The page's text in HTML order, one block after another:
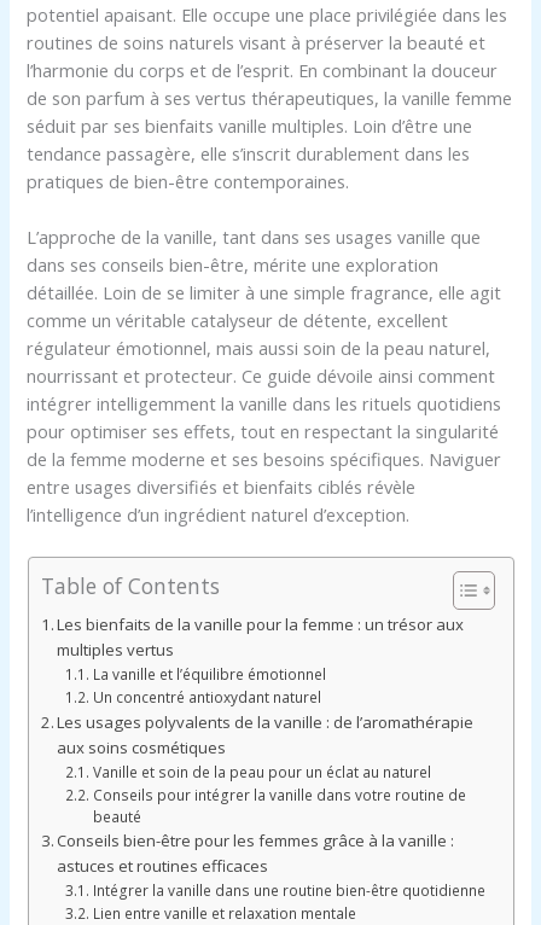
potentiel apaisant. Elle occupe une place privilégiée dans les
routines de soins naturels visant à préserver la beauté et
l’harmonie du corps et de l’esprit. En combinant la douceur
de son parfum à ses vertus thérapeutiques, la vanille femme
séduit par ses bienfaits vanille multiples. Loin d’être une
tendance passagère, elle s’inscrit durablement dans les
pratiques de bien-être contemporaines.
L’approche de la vanille, tant dans ses usages vanille que
dans ses conseils bien-être, mérite une exploration
détaillée. Loin de se limiter à une simple fragrance, elle agit
comme un véritable catalyseur de détente, excellent
régulateur émotionnel, mais aussi soin de la peau naturel,
nourrissant et protecteur. Ce guide dévoile ainsi comment
intégrer intelligemment la vanille dans les rituels quotidiens
pour optimiser ses effets, tout en respectant la singularité
de la femme moderne et ses besoins spécifiques. Naviguer
entre usages diversifiés et bienfaits ciblés révèle
l’intelligence d’un ingrédient naturel d’exception.
Table of Contents
Les bienfaits de la vanille pour la femme : un trésor aux
multiples vertus
La vanille et l’équilibre émotionnel
Un concentré antioxydant naturel
Les usages polyvalents de la vanille : de l’aromathérapie
aux soins cosmétiques
Vanille et soin de la peau pour un éclat au naturel
Conseils pour intégrer la vanille dans votre routine de
beauté
Conseils bien-être pour les femmes grâce à la vanille :
astuces et routines efficaces
Intégrer la vanille dans une routine bien-être quotidienne
Lien entre vanille et relaxation mentale